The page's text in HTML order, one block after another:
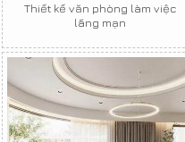
Thiết kế văn phòng làm việc
lãng mạn